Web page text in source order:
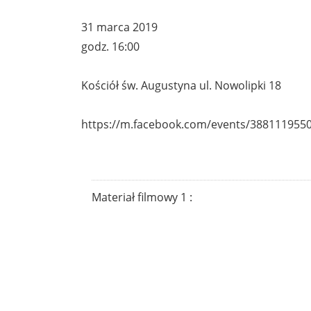
31 marca 2019
godz. 16:00
Kościół św. Augustyna ul. Nowolipki 18
https://m.facebook.com/events/
Materiał filmowy 1 :